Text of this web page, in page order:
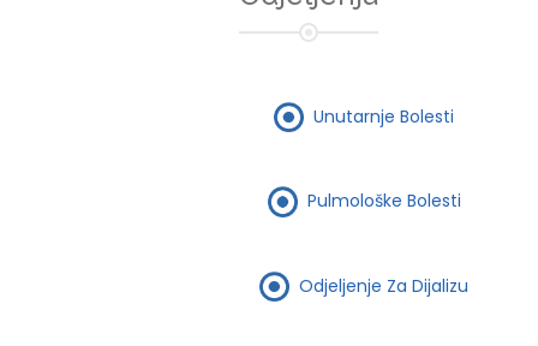
Unutarnje Bolesti
Pulmološke Bolesti
Odjeljenje Za Dijalizu